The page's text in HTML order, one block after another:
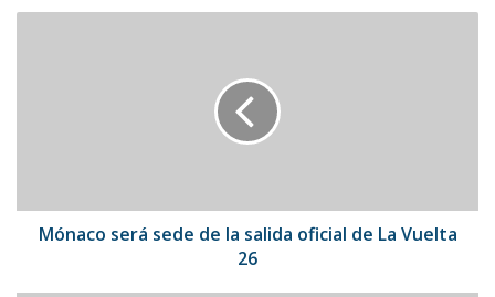
La
VueltaMónaco será sede de la salida oficial de La Vuelta
26